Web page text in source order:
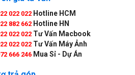
022 022 Hotline HCM
882 662 Hotline HN
022 022 Tư Vấn Macbook
022 022 Tư Vấn Máy Ảnh
666 246 Mua Sỉ - Dự Án